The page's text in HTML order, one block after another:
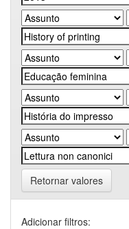
Retornar valores
Adicionar filtros: